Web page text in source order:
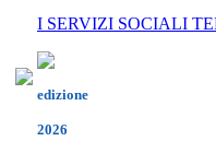
I SERVIZI SOCIALI
edizione
2026